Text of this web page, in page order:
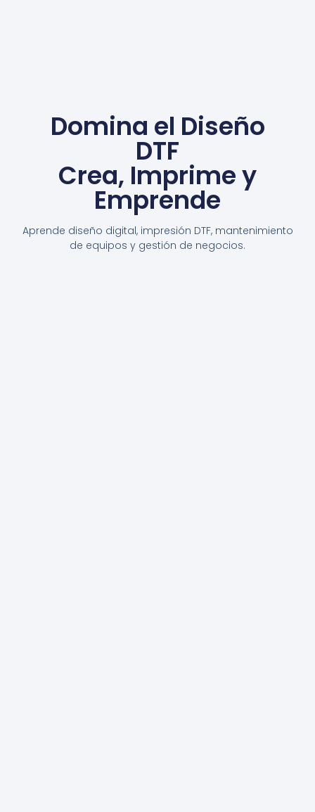
Domina el Diseño
DTF
Crea, Imprime y
Emprende
Aprende diseño digital, impresión DTF, mantenimiento
de equipos y gestión de negocios.